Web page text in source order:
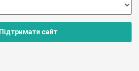
Підтримати сайт